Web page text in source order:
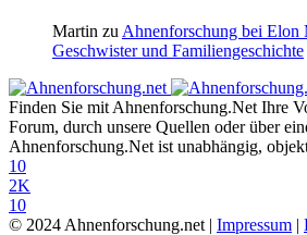
Martin zu Ahnenforschung bei Elon
Geschwister und Familiengeschichte
Finden Sie mit Ahnenforschung.Net Ihre
Forum, durch unsere Quellen oder über
Ahnenforschung.Net ist unabhängig,
10
2K
10
© 2024 Ahnenforschung.net | Impressum |